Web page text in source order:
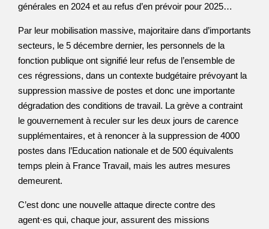
générales en 2024 et au refus d’en prévoir pour 2025…
Par leur mobilisation massive, majoritaire dans d’importants
secteurs, le 5 décembre dernier, les personnels de la
fonction publique ont signifié leur refus de l’ensemble de
ces régressions, dans un contexte budgétaire prévoyant la
suppression massive de postes et donc une importante
dégradation des conditions de travail. La grève a contraint
le gouvernement à reculer sur les deux jours de carence
supplémentaires, et à renoncer à la suppression de 4000
postes dans l’Education nationale et de 500 équivalents
temps plein à France Travail, mais les autres mesures
demeurent.
C’est donc une nouvelle attaque directe contre des
agent·es qui, chaque jour, assurent des missions